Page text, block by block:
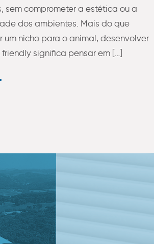
sem comprometer a estética ou a
dos ambientes. Mais do que
um nicho para o animal, desenvolver
significa pensar em […]